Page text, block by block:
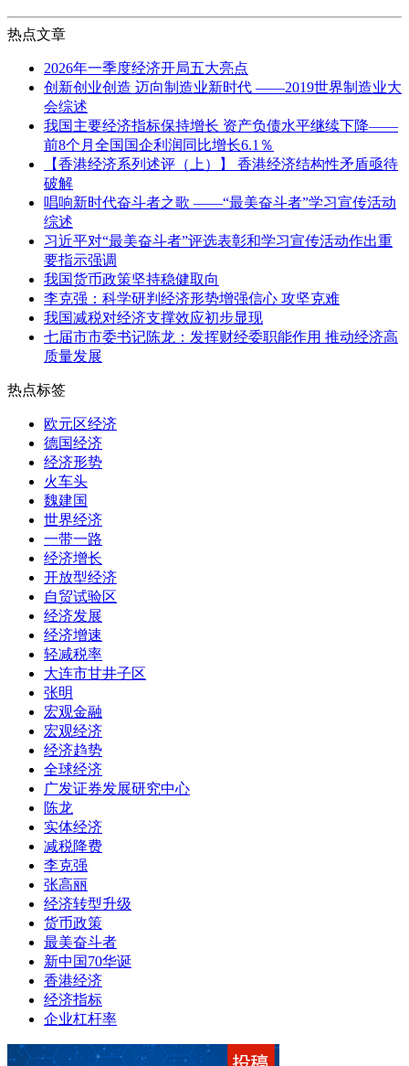
热点文章
2026年一季度经济开局五大亮点
创新创业创造 迈向制造业新时代 ——2019世界制造业大
会综述
我国主要经济指标保持增长 资产负债水平继续下降——
前8个月全国国企利润同比增长6.1％
【香港经济系列述评（上）】 香港经济结构性矛盾亟待
破解
唱响新时代奋斗者之歌 ——“最美奋斗者”学习宣传活动
综述
习近平对“最美奋斗者”评选表彰和学习宣传活动作出重
要指示强调
我国货币政策坚持稳健取向
李克强：科学研判经济形势增强信心 攻坚克难
我国减税对经济支撑效应初步显现
七届市市委书记陈龙：发挥财经委职能作用 推动经济高
质量发展
热点标签
欧元区经济
德国经济
经济形势
火车头
魏建国
世界经济
一带一路
经济增长
开放型经济
自贸试验区
经济发展
经济增速
轻减税率
大连市甘井子区
张明
宏观金融
宏观经济
经济趋势
全球经济
广发证券发展研究中心
陈龙
实体经济
减税降费
李克强
张高丽
经济转型升级
货币政策
最美奋斗者
新中国70华诞
香港经济
经济指标
企业杠杆率